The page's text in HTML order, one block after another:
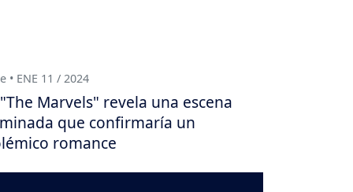
• ENE 11 / 2024
"The Marvels" revela una escena
que confirmaría un
romance